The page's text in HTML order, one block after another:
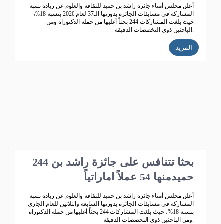
أعلن مجلس أمناء جائزة راشد بن حميد للثقافة والعلوم عن زيادة نسبة
المشاركة في مسابقات الجائزة بدورتها الـ37 لعام 2020 بنسبة 18%،
حيث بلغت المشاركات 244 بحثاً أغلبها من حملة الدكتوراه ومن
الباحثين ذوي التخصصات الدقيقة.
المزيد
244 بحثا تتنافس على جائزة راشد بن
حميدمنها 54 عملاً اماراتياً
أعلن مجلس أمناء جائزة راشد بن حميد للثقافة والعلوم عن زيادة نسبة
المشاركة في مسابقات الجائزة بدورتها السابعة والثلاثين للعام الجاري
بنسبة 18%، حيث بلغت المشاركات 244 بحثاً أغلبها من حملة الدكتوراه
ومن الباحثين ذوي التخصصات الدقيقة.